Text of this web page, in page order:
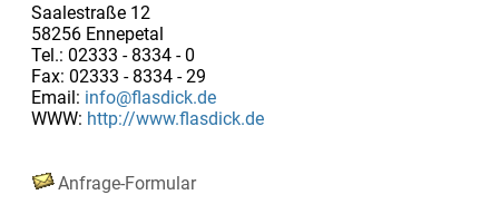
Saalestraße 12
58256 Ennepetal
Tel.: 02333 - 8334 - 0
Fax: 02333 - 8334 - 29
Email: info@flasdick.de
WWW: http://www.flasdick.de
Anfrage-Formular